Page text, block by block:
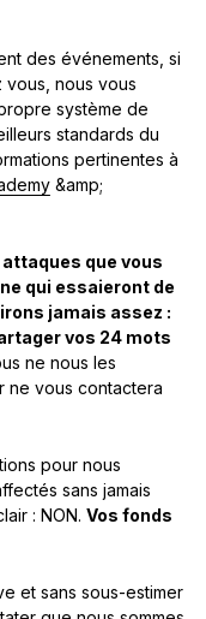
des événements, si
nous vous
système de
standards du
pertinentes à
&amp;
que vous
qui essaieront de
jamais assez :
vos 24 mots
ne nous les
ne vous contactera
pour nous
sans jamais
: NON. Vos fonds
et sans sous-estimer